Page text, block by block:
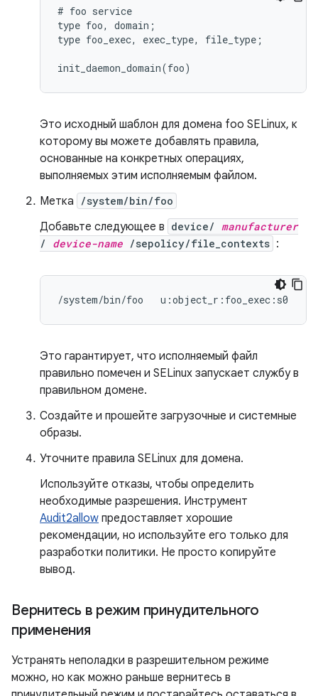
# foo service
type foo, domain;
type foo_exec, exec_type, file_type;
Это исходный шаблон для домена foo SELinux, к
которому вы можете добавлять правила,
основанные на конкретных операциях,
выполняемых этим исполняемым файлом.
Метка
/system/bin/foo
Добавьте следующее в device/ manufacturer
/ device-name /sepolicy/file_contexts :
Это гарантирует, что исполняемый файл
правильно помечен и SELinux запускает службу в
правильном домене.
Создайте и прошейте загрузочные и системные
образы.
Уточните правила SELinux для домена.
Используйте отказы, чтобы определить
необходимые разрешения. Инструмент
Audit2allow предоставляет хорошие
рекомендации, но используйте его только для
разработки политики. Не просто копируйте
вывод.
Вернитесь в режим принудительного
применения
Устранять неполадки в разрешительном режиме
можно, но как можно раньше вернитесь в